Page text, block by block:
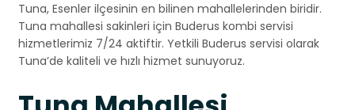
Tuna, Esenler ilçesinin en bilinen mahallelerinden biridir.
Tuna mahallesi sakinleri için Buderus kombi servisi
hizmetlerimiz 7/24 aktiftir. Yetkili Buderus servisi olarak
Tuna’de kaliteli ve hızlı hizmet sunuyoruz.